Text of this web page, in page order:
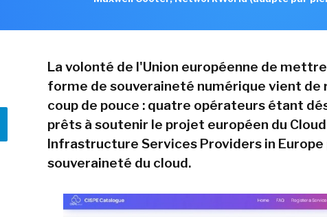
La volonté de l'Union européenne de
forme de souveraineté numérique vient de
coup de pouce : quatre opérateurs étant
prêts à soutenir le projet européen du Cloud
Infrastructure Services Providers in
souveraineté du cloud.